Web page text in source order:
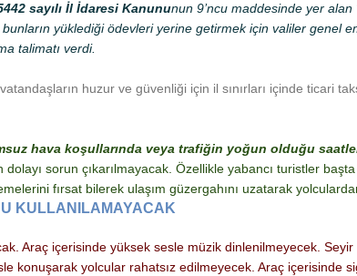
sayılı İl İdaresi Kanununun 9’ncu maddesinde yer
yüklediği ödevleri yerine getirmek için valiler genel
talimatı verdi.
huzur ve güvenliği için il sınırları içinde ticari
hava koşullarında veya trafiğin yoğun olduğu
sorun çıkarılmayacak. Özellikle yabancı turistler
fırsat bilerek ulaşım güzergahını uzatarak
KULLANILAMAYACAK
Araç içerisinde yüksek sesle müzik dinlenilmeyecek.
konuşarak yolcular rahatsız edilmeyecek. Araç içerisinde